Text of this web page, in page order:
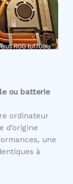
ou batterie
ordinateur
d’origine
une
à